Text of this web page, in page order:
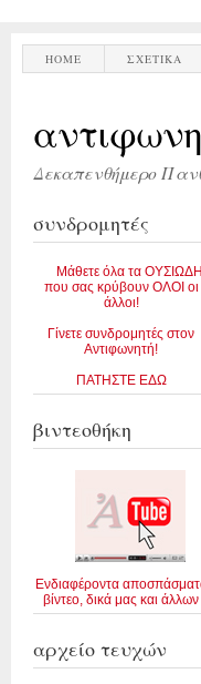
HOME ΣΧΕΤΙΚΑ
Δεκαπενθήμερο
συνδρομητές
Μάθετε όλα τα ΟΥΣΙΩΔΗ
που σας κρύβουν ΟΛΟΙ οι
άλλοι!
Γίνετε συνδρομητές στον
Αντιφωνητή!
ΠΑΤΗΣΤΕ ΕΔΩ
βιντεοθήκη
Ενδιαφέροντα
βίντεο, δικά μας και άλλων
αρχείο τευχών